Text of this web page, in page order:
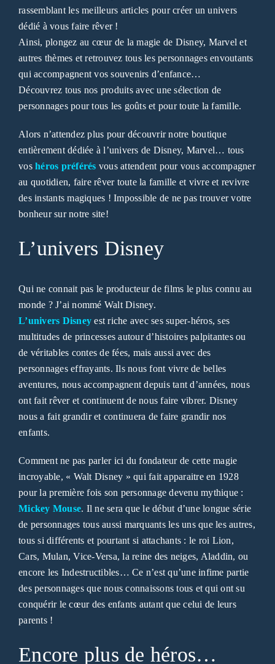
rassemblant les meilleurs articles pour créer un univers
dédié à vous faire rêver !
Ainsi, plongez au cœur de la magie de Disney, Marvel et
autres thèmes et retrouvez tous les personnages envoutants
qui accompagnent vos souvenirs d’enfance…
Découvrez tous nos produits avec une sélection de
personnages pour tous les goûts et pour toute la famille.
Alors n’attendez plus pour découvrir notre boutique
entièrement dédiée à l’univers de Disney, Marvel… tous
vos héros préférés vous attendent pour vous accompagner
au quotidien, faire rêver toute la famille et vivre et revivre
des instants magiques ! Impossible de ne pas trouver votre
bonheur sur notre site!
L’univers Disney
Qui ne connait pas le producteur de films le plus connu au
monde ? J’ai nommé Walt Disney.
L’univers Disney est riche avec ses super-héros, ses
multitudes de princesses autour d’histoires palpitantes ou
de véritables contes de fées, mais aussi avec des
personnages effrayants. Ils nous font vivre de belles
aventures, nous accompagnent depuis tant d’années, nous
ont fait rêver et continuent de nous faire vibrer. Disney
nous a fait grandir et continuera de faire grandir nos
enfants.
Comment ne pas parler ici du fondateur de cette magie
incroyable, « Walt Disney » qui fait apparaitre en 1928
pour la première fois son personnage devenu mythique :
Mickey Mouse. Il ne sera que le début d’une longue série
de personnages tous aussi marquants les uns que les autres,
tous si différents et pourtant si attachants : le roi Lion,
Cars, Mulan, Vice-Versa, la reine des neiges, Aladdin, ou
encore les Indestructibles… Ce n’est qu’une infime partie
des personnages que nous connaissons tous et qui ont su
conquérir le cœur des enfants autant que celui de leurs
parents !
Encore plus de héros…